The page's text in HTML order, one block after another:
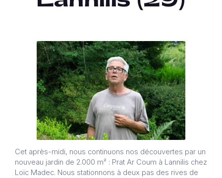
Cet après-midi, nous continuons nos découvertes par un
nouveau jardin de 2.000 m² : Prat Ar Coum à Lannilis chez
Loïc Madec. Nous stationnons à deux pas des rives de